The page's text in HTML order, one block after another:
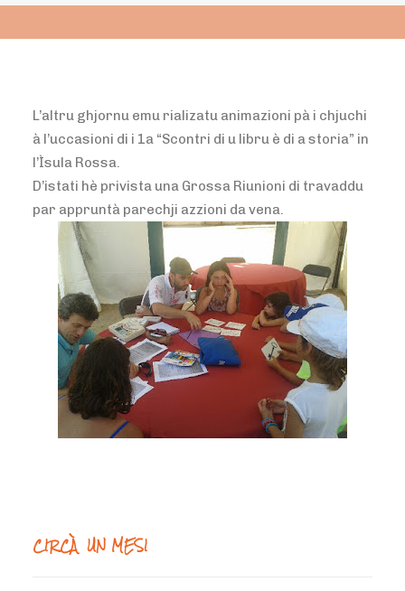
L’altru ghjornu emu rializatu animazioni pà i chjuchi
à l’uccasioni di i 1a “Scontri di u libru è di a storia” in
l’Ìsula Rossa.
D’istati hè privista una Grossa Riunioni di travaddu
par appruntà parechji azzioni da vena.
CIRCÀ UN MESI